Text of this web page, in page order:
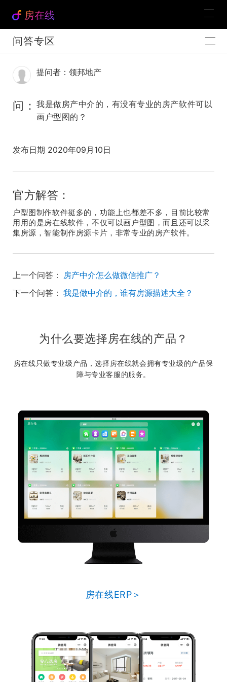
房在线
问答专区
提问者：领邦地产
问： 我是做房产中介的，有没有专业的房产软件可以
画户型图的？
发布日期 2020年09月10日
官方解答：
户型图制作软件挺多的，功能上也都差不多，目前比较常
用用的是房在线软件，不仅可以画户型图，而且还可以采
集房源，智能制作房源卡片，非常专业的房产软件。
上一个问答： 房产中介怎么做微信推广？
下一个问答： 我是做中介的，谁有房源描述大全？
为什么要选择房在线的产品？
房在线只做专业级产品，选择房在线就会拥有专业级的产品保
障与专业客服的服务。
房在线ERP＞